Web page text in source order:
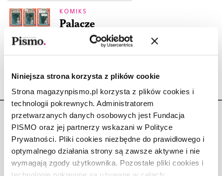
Niniejsza strona korzysta z plików cookie
Strona magazynpismo.pl korzysta z plików cookies i
technologii pokrewnych. Administratorem
przetwarzanych danych osobowych jest Fundacja
PISMO oraz jej partnerzy wskazani w Polityce
Prywatności. Pliki cookies niezbędne do prawidłowego i
optymalnego działania strony są zawsze aktywne i nie
wymagają zgody użytkownika. Pozostałe pliki cookies i
KOMIKS
Palacze
TOMASZ KONTNY, AGATA WAWRYNIUK
Copyright © Fundacja Pismo